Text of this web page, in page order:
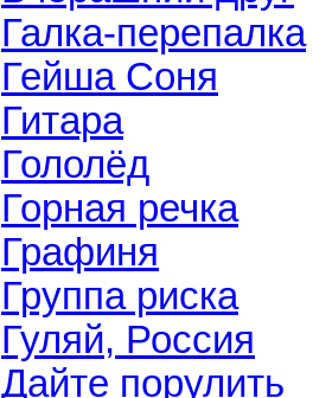
Галка-перепалка
Гейша Соня
Гитара
Гололёд
Горная речка
Графиня
Группа риска
Гуляй, Россия
Дайте порулить